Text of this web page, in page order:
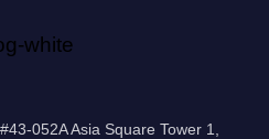
052A Asia Square Tower 1,